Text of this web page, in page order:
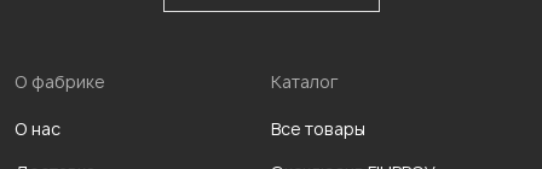
О фабрике
О нас
Каталог
Все товары